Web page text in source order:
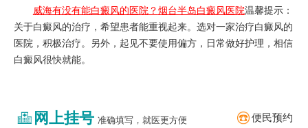
威海有没有能白癜风的医院？ 烟台半岛白癜风医院温馨提示：
关于白癜风的治疗，希望患者能重视起来。选对一家治疗白癜风的
医院，积极治疗。另外，起见不要使用偏方，日常做好护理，相信
白癜风很快就能。
网上挂号 准确填写，就医更方便 便民预约